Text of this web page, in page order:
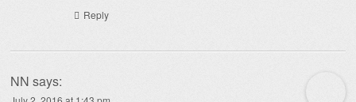
Reply
NN says: